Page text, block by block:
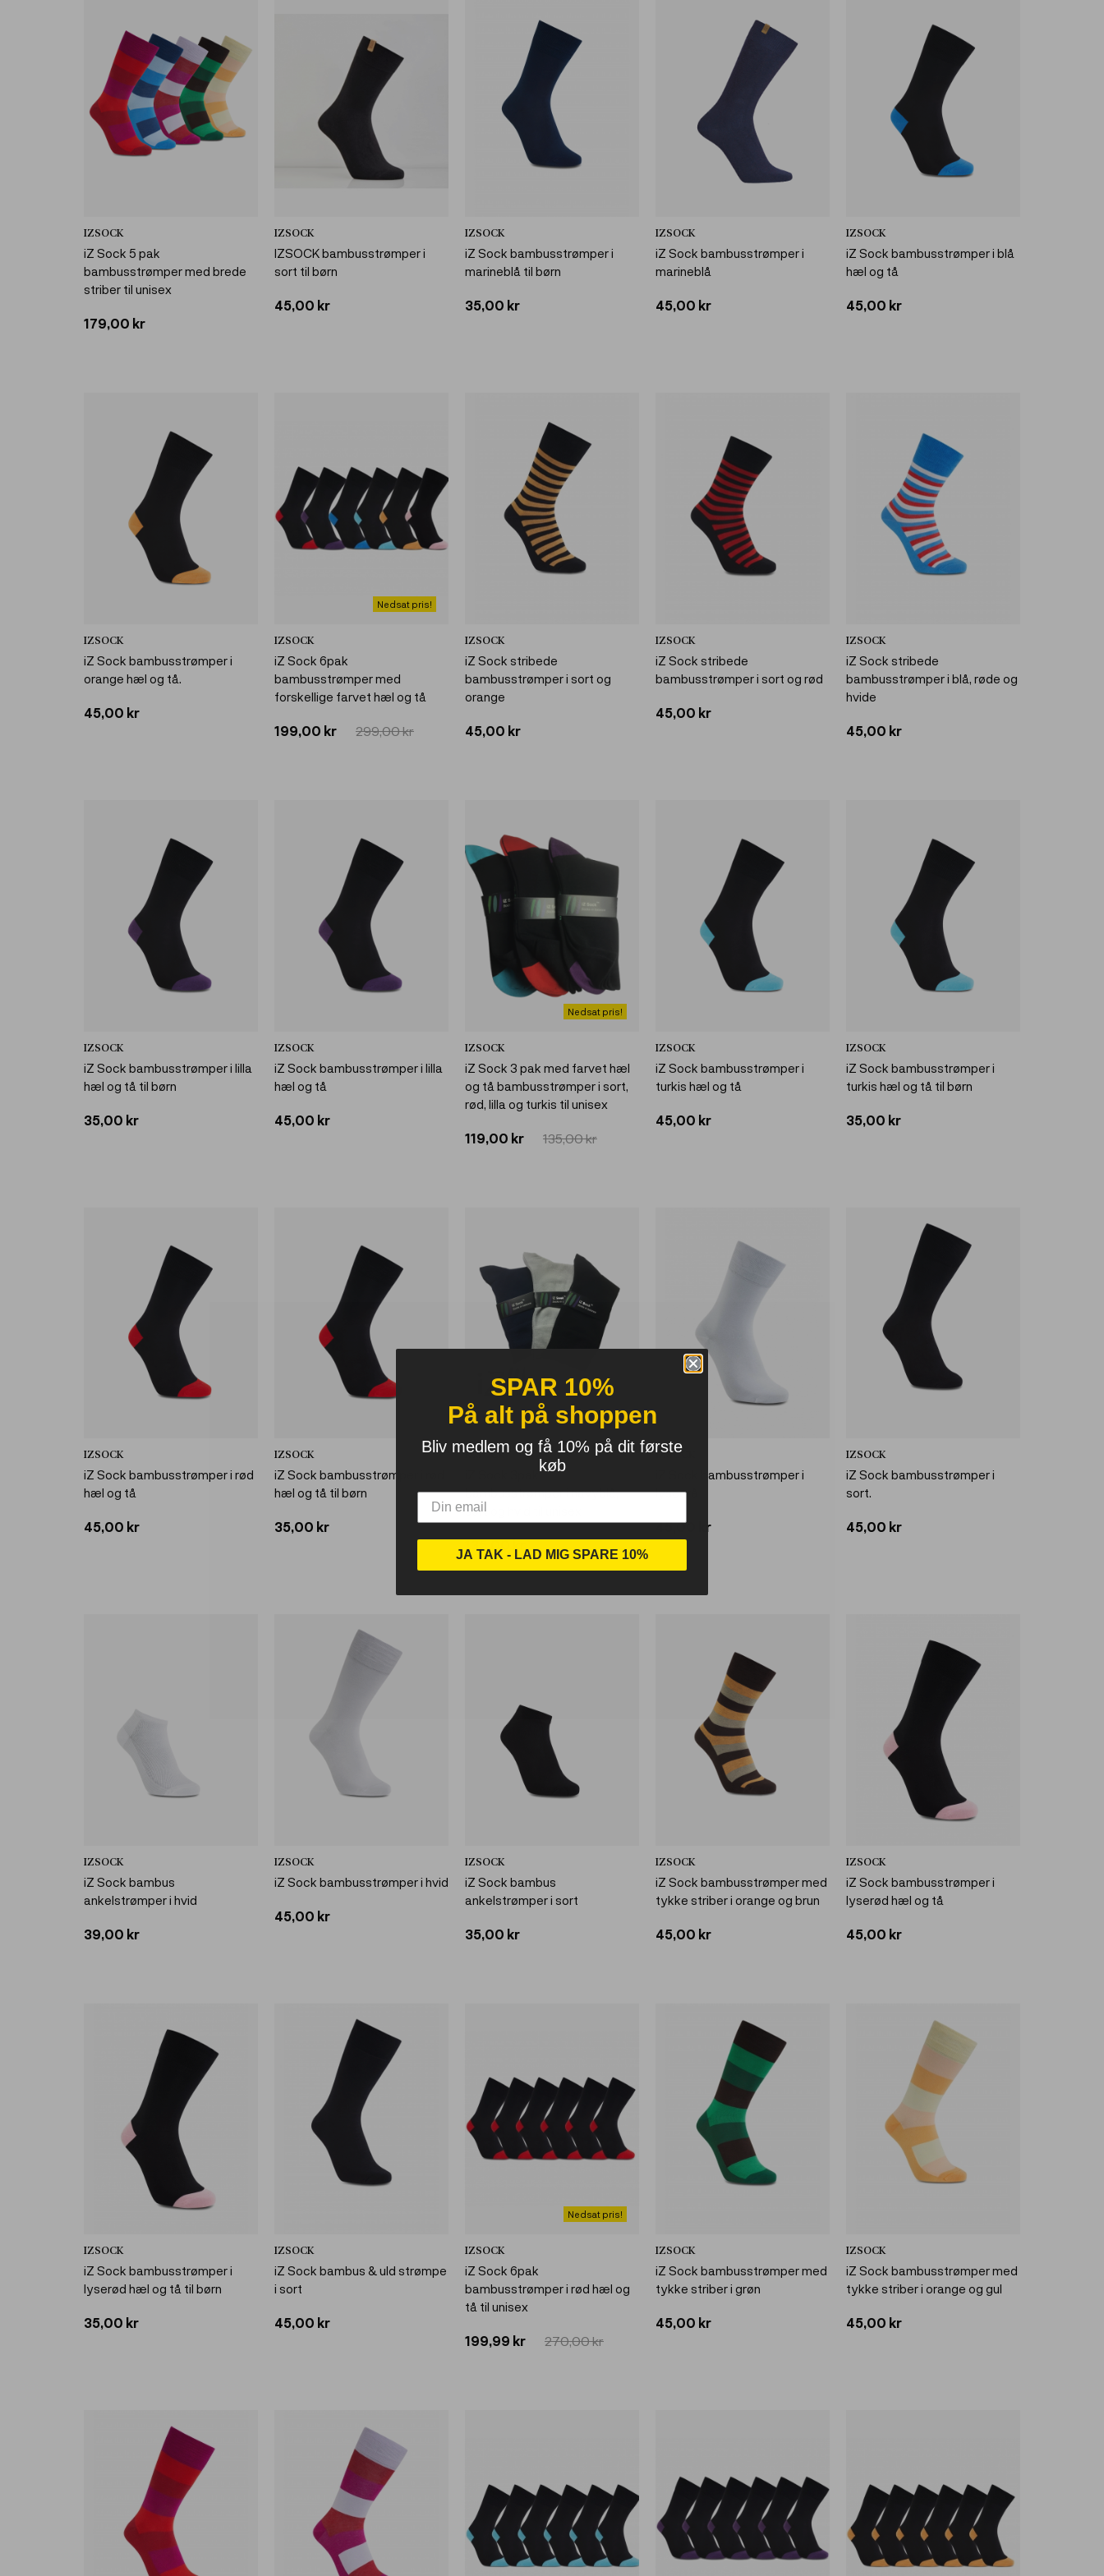
IZSOCK
iZ Sock 5 pak
bambusstrømper med brede
striber til unisex
179,00 kr
IZSOCK
IZSOCK bambusstrømper i
sort til børn
45,00 kr
IZSOCK
iZ Sock bambusstrømper i
marineblå til børn
35,00 kr
IZSOCK
iZ Sock bambusstrømper i
marineblå
45,00 kr
IZSOCK
iZ Sock bambusstrømper i blå
hæl og tå
45,00 kr
IZSOCK
iZ Sock bambusstrømper i
orange hæl og tå.
45,00 kr
Nedsat pris!
IZSOCK
iZ Sock 6pak
bambusstrømper med
forskellige farvet hæl og tå
199,00 kr 299,00 kr
IZSOCK
iZ Sock stribede
bambusstrømper i sort og
orange
45,00 kr
IZSOCK
iZ Sock stribede
bambusstrømper i sort og rød
45,00 kr
IZSOCK
iZ Sock stribede
bambusstrømper i blå, røde og
hvide
45,00 kr
IZSOCK
iZ Sock bambusstrømper i lilla
hæl og tå til børn
35,00 kr
IZSOCK
iZ Sock bambusstrømper i lilla
hæl og tå
45,00 kr
Nedsat pris!
IZSOCK
iZ Sock 3 pak med farvet hæl
og tå bambusstrømper i sort,
rød, lilla og turkis til unisex
119,00 kr 135,00 kr
IZSOCK
iZ Sock bambusstrømper i
turkis hæl og tå
45,00 kr
IZSOCK
iZ Sock bambusstrømper i
turkis hæl og tå til børn
35,00 kr
IZSOCK
iZ Sock bambusstrømper i rød
hæl og tå
45,00 kr
IZSOCK
iZ Sock bambusstrømper i rød
hæl og tå til børn
35,00 kr
IZSOCK
bambusstrømper i navyblå,
sort og hvid til unisex
135,00 kr
IZSOCK
iZ Sock bambusstrømper i
lysegrå
45,00 kr
IZSOCK
iZ Sock bambusstrømper i
sort.
45,00 kr
IZSOCK
iZ Sock bambus
ankelstrømper i hvid
39,00 kr
IZSOCK
iZ Sock bambusstrømper i hvid
45,00 kr
IZSOCK
iZ Sock bambus
ankelstrømper i sort
35,00 kr
IZSOCK
iZ Sock bambusstrømper med
tykke striber i orange og brun
45,00 kr
IZSOCK
iZ Sock bambusstrømper i
lyserød hæl og tå
45,00 kr
IZSOCK
iZ Sock bambusstrømper i
lyserød hæl og tå til børn
35,00 kr
IZSOCK
iZ Sock bambus & uld strømpe
i sort
45,00 kr
Nedsat pris!
IZSOCK
iZ Sock 6pak
bambusstrømper i rød hæl og
tå til unisex
199,99 kr 270,00 kr
IZSOCK
iZ Sock bambusstrømper med
tykke striber i grøn
45,00 kr
IZSOCK
iZ Sock bambusstrømper med
tykke striber i orange og gul
45,00 kr
SPAR 10%
På alt på shoppen
Bliv medlem og få 10% på dit første
køb
JA TAK - LAD MIG SPARE 10%